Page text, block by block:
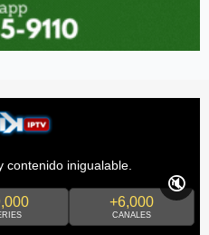
contenido inigualable.
+6,000
CANALES
🔇